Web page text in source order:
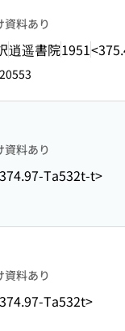
資料あり
逍遥書院1951
資料あり
Ta532t-t>
資料あり
Ta532t>